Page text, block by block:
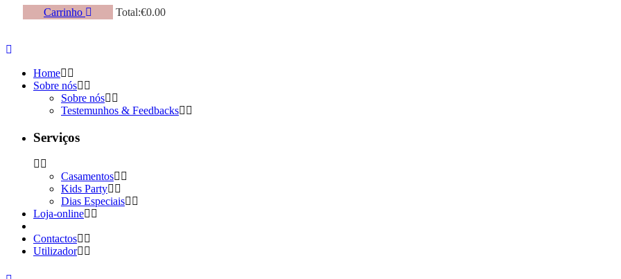
Carrinho Total:€0.00
Home
Sobre nós
Sobre nós
Testemunhos & Feedbacks
Serviços
Casamentos
Kids Party
Dias Especiais
Loja-online
Contactos
Utilizador